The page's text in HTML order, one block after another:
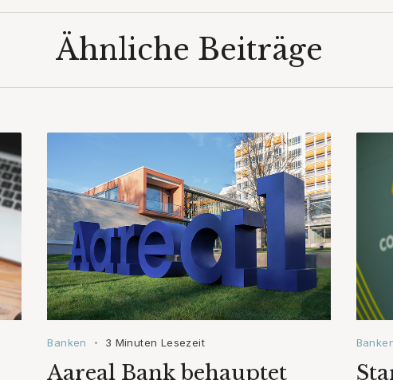
Ähnliche Beiträge
Banken • 3 Minuten Lesezeit
Aareal Bank behauptet